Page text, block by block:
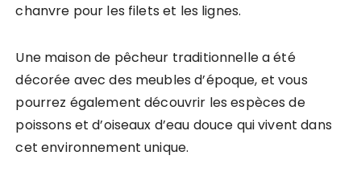
chanvre pour les filets et les lignes.
Une maison de pêcheur traditionnelle a été
décorée avec des meubles d’époque, et vous
pourrez également découvrir les espèces de
poissons et d’oiseaux d’eau douce qui vivent dans
cet environnement unique.